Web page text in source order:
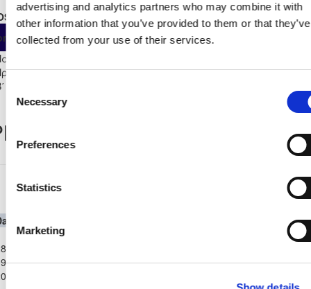
advertising and analytics partners who may combine it with
other information that you’ve provided to them or that they’ve
collected from your use of their services.
Selection
Necessary
Preferences
Statistics
Marketing
STATS 2025 - 2026
App As
Substitute
From
Start
Own
Νέων Κ-19
Κατηγορίας 2025/26
4 1 3 0 0 0 182
Record
Παγκύπριο Πρωτάθλημα Νέων Κ-19 Β΄
Out
Παγκύπριο
Νέων Κ-19 Β΄
2 1 77' 77'